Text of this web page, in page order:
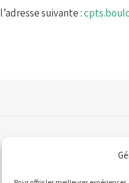
suivante :